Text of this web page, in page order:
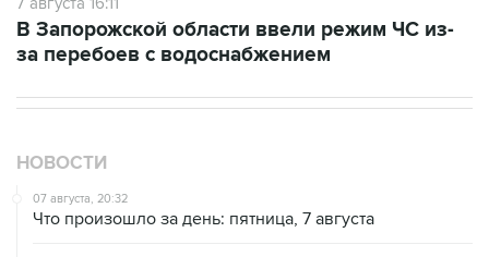
В Запорожской области ввели режим ЧС из-
за перебоев с водоснабжением
НОВОСТИ
07 августа, 20:32
Что произошло за день: пятница, 7 августа